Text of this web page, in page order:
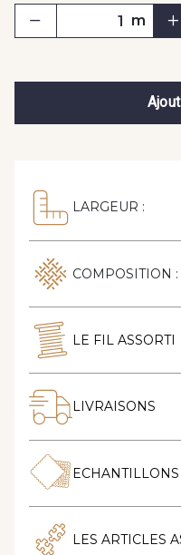
m
LARGEUR :
COMPOSITION :
LE FIL ASSORTI
LIVRAISONS
ECHANTILLONS
LES ARTICLES